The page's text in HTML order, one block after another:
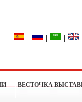
| | |
ВЕСТОЧКА